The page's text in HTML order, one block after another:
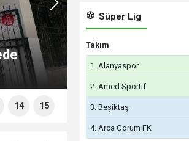
14 15
Süper Lig
Takım
1. Alanyaspor
2. Amed Sportif
3. Beşiktaş
4. Arca Çorum FK